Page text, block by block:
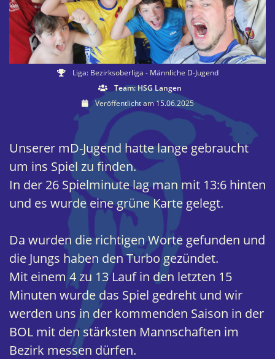
Liga: Bezirksoberliga - Männliche D-Jugend
Team: HSG Langen
Veröffentlicht am 15.06.2025
Unserer mD-Jugend hatte lange gebraucht
um ins Spiel zu finden.
In der 26 Spielminute lag man mit 13:6 hinten
und es wurde eine grüne Karte gelegt.
Da wurden die richtigen Worte gefunden und
die Jungs haben den Turbo gezündet.
Mit einem 4 zu 13 Lauf in den letzten 15
Minuten wurde das Spiel gedreht und wir
werden uns in der kommenden Saison in der
BOL mit den stärksten Mannschaften im
Bezirk messen dürfen.